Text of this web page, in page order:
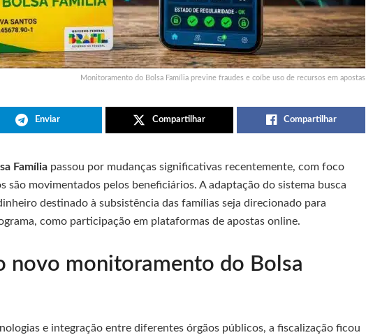
Monitoramento do Bolsa Família previne fraudes e coíbe uso de recursos em apostas
Enviar Compartilhar Compartilhar
Família passou por mudanças significativas recentemente, com foco
são movimentados pelos beneficiários. A adaptação do sistema busca
destinado à subsistência das famílias seja direcionado para
como participação em plataformas de apostas online.
novo monitoramento do Bolsa
e integração entre diferentes órgãos públicos, a fiscalização ficou